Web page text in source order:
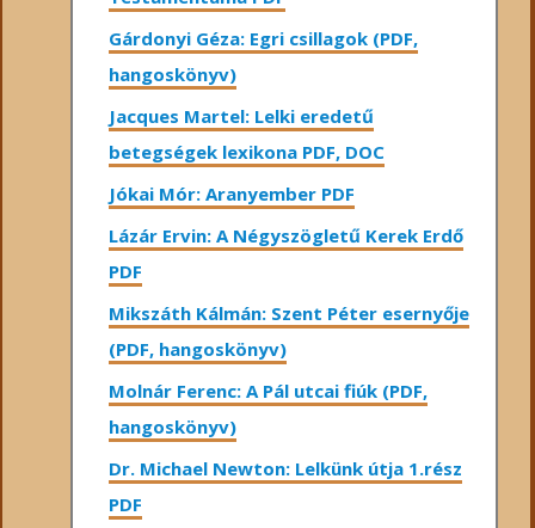
Gárdonyi Géza: Egri csillagok (PDF,
hangoskönyv)
Jacques Martel: Lelki eredetű
betegségek lexikona PDF, DOC
Jókai Mór: Aranyember PDF
Lázár Ervin: A Négyszögletű Kerek Erdő
PDF
Mikszáth Kálmán: Szent Péter esernyője
(PDF, hangoskönyv)
Molnár Ferenc: A Pál utcai fiúk (PDF,
hangoskönyv)
Dr. Michael Newton: Lelkünk útja 1.rész
PDF